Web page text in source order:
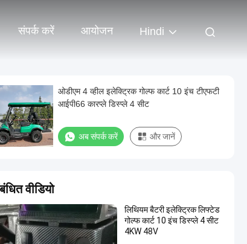
संपर्क करें आयोजन Hindi
ओडीएम 4 व्हील इलेक्ट्रिक गोल्फ कार्ट 10 इंच टीएफटी
आईपी66 कारप्ले डिस्प्ले 4 सीट
अब संपर्क करें और जानें
वीडियो
लिथियम बैटरी इलेक्ट्रिक लिफ्टेड
गोल्फ कार्ट 10 इंच डिस्प्ले 4 सीट
4KW 48V